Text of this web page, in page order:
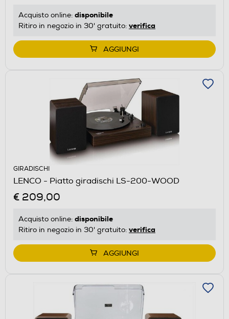
Acquisto online: disponibile
Ritiro in negozio in 30' gratuito: verifica
AGGIUNGI
GIRADISCHI
LENCO - Piatto giradischi LS-200-WOOD
€ 209,00
Acquisto online: disponibile
Ritiro in negozio in 30' gratuito: verifica
AGGIUNGI